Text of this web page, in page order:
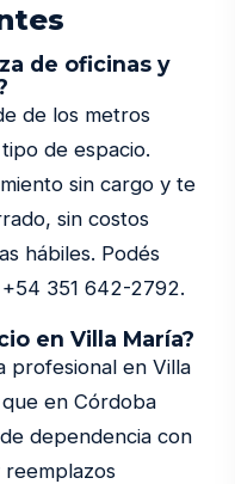
de oficinas y
de los metros
de espacio.
sin cargo y te
sin costos
hábiles. Podés
351 642-2792.
en Villa María?
profesional en Villa
en Córdoba
dependencia con
reemplazos